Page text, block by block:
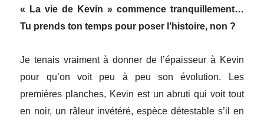
« La vie de Kevin » commence tranquillement…
Tu prends ton temps pour poser l’histoire, non ?
Je tenais vraiment à donner de l’épaisseur à Kevin
pour qu’on voit peu à peu son évolution. Les
premières planches, Kevin est un abruti qui voit tout
en noir, un râleur invétéré, espèce détestable s’il en